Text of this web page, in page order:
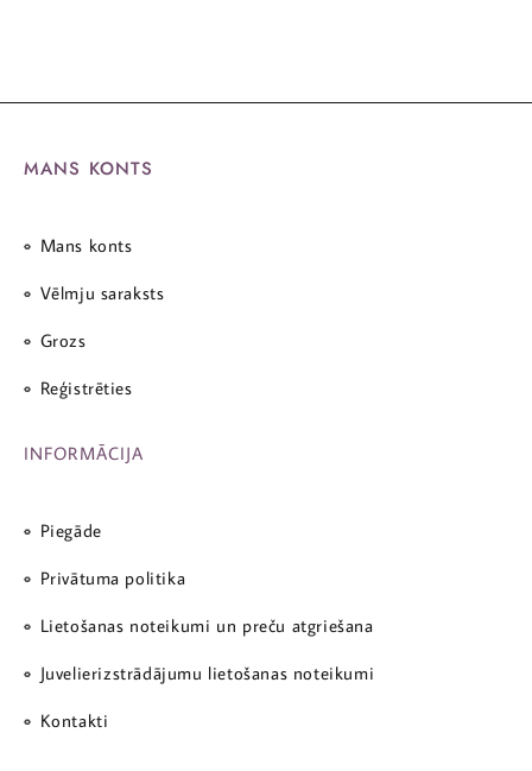
MANS KONTS
Mans konts
Vēlmju saraksts
Grozs
Reģistrēties
INFORMĀCIJA
Piegāde
Privātuma politika
Lietošanas noteikumi un preču atgriešana
Juvelierizstrādājumu lietošanas noteikumi
Kontakti